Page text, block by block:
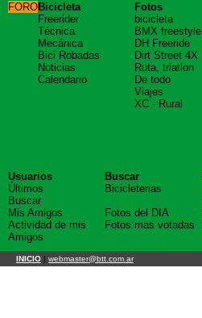
FOROBicicleta
Freerider
Técnica
Mecánica
Bici Robadas
Noticias
Calendario
Fotos
bicicleta
BMX freestyle
DH Freeride
Dirt Street 4X
Ruta, triatlon
De todo
Viajes
XC - Rural
Usuarios
Últimos
Buscar
Mis Amigos
Actividad de mis
Amigos
Buscar
Bicicleterias
Fotos del DIA
Fotos mas votadas
INICIO | webmaster@btt.com.ar